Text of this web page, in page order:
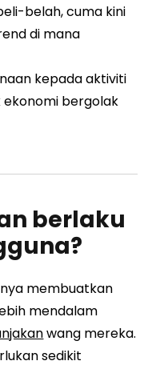
belah, cuma kini
di mana
kepada aktiviti
bergolak
berlaku
membuatkan
mendalam
wang mereka.
sedikit